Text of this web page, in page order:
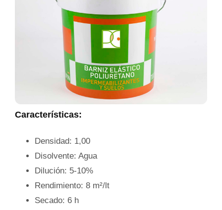
Características:
Densidad: 1,00
Disolvente: Agua
Dilución: 5-10%
Rendimiento: 8 m²/lt
Secado: 6 h